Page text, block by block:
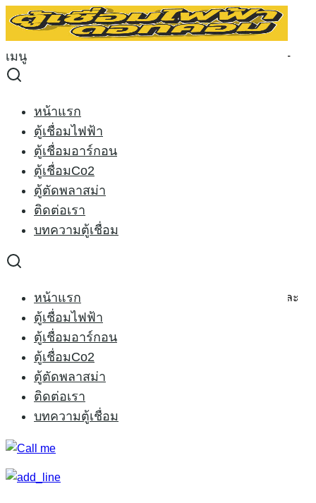
Skip
เมนู
หน้าแรก
ตู้เชื่อมไฟฟ้า
ตู้เชื่อมอาร์กอน
ตู้เชื่อมCo2
ตู้ตัดพลาสม่า
ติดต่อเรา
บทความตู้เชื่อม
หน้าแรก
ตู้เชื่อมไฟฟ้า
ตู้เชื่อมอาร์กอน
ตู้เชื่อมCo2
ตู้ตัดพลาสม่า
ติดต่อเรา
บทความตู้เชื่อม
for:
หน้าหลัก
ตู้เชื่อมไฟฟ้า RILON ARC 500GT
380V.
ตู้เชื่อมไฟฟ้า RILON ARC
500GT 380V.
20,000.00 ฿.
380V. ใช้ลวดได้ 2.6-8.0มิล เหมาะกับงานหนักในโรงงานและ
งานทั่วไป
อุปกรณ์ประกอบ
1. สายเชื่อมพร้อมคีมจับลวดเชื่อม 3 เมตร
2. สายดินพร้อมคีมจับสายดิน 3 เมตร
สนใจติดต่อสอบถาม โทร